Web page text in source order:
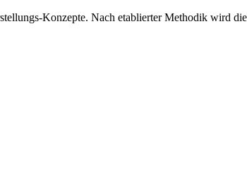
Konzepte. Nach etablierter Methodik wird